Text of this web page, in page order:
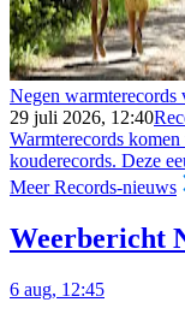
Negen warmterecords
29 juli 2026, 12:40
Warmterecords
kouderecords. Deze
Meer Records-nieuws
Weerbericht
6 aug, 12:45